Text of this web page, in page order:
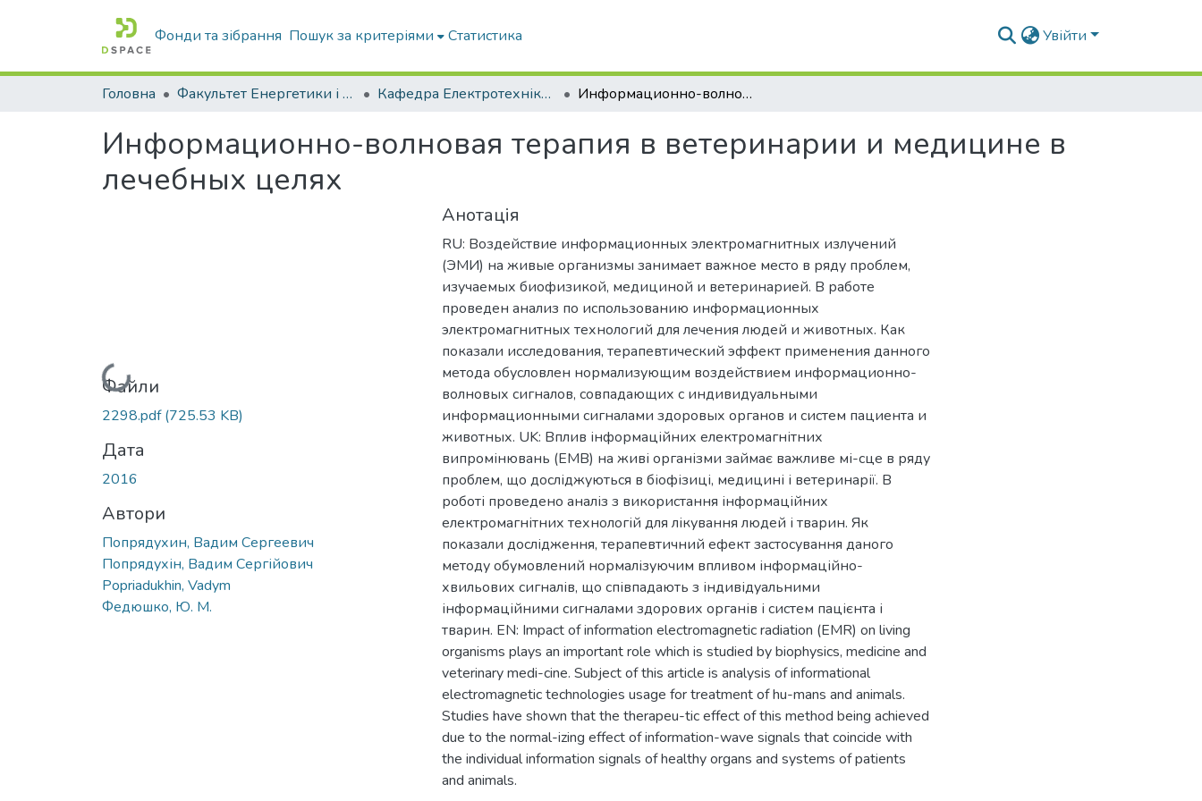
Фонди та зібрання Пошук за критеріями Статистика Увійти
Головна Факультет Енергетики і комп'ютерних технологій Кафедра Електротехніки і електромеханіки ім. проф. В.В. Овчарова Информационно-волновая терапия в ветеринарии и медицине в лечебных целях
Информационно-волновая терапия в ветеринарии и медицине в
лечебных целях
Вантажиться...
Файли
2298.pdf(725.53 KB)
Дата
2016
Автори
Попрядухин, Вадим Сергеевич
Попрядухін, Вадим Сергійович
Popriadukhin, Vadym
Федюшко, Ю. М.
Анотація
RU: Воздействие информационных электромагнитных излучений
(ЭМИ) на живые организмы занимает важное место в ряду проблем,
изучаемых биофизикой, медициной и ветеринарией. В работе
проведен анализ по использованию информационных
электромагнитных технологий для лечения людей и животных. Как
показали исследования, терапевтический эффект применения данного
метода обусловлен нормализующим воздействием информационно-
волновых сигналов, совпадающих с индивидуальными
информационными сигналами здоровых органов и систем пациента и
животных. UK: Вплив інформаційних електромагнітних
випромінювань (ЕМВ) на живі організми займає важливе мі-сце в ряду
проблем, що досліджуються в біофізиці, медицині і ветеринарії. В
роботі проведено аналіз з використання інформаційних
електромагнітних технологій для лікування людей і тварин. Як
показали дослідження, терапевтичний ефект застосування даного
методу обумовлений нормалізуючим впливом інформаційно-
хвильових сигналів, що співпадають з індивідуальними
інформаційними сигналами здорових органів і систем пацієнта і
тварин. EN: Impact of information electromagnetic radiation (EMR) on living
organisms plays an important role which is studied by biophysics, medicine and
veterinary medi-cine. Subject of this article is analysis of informational
electromagnetic technologies usage for treatment of hu-mans and animals.
Studies have shown that the therapeu-tic effect of this method being achieved
due to the normal-izing effect of information-wave signals that coincide with
the individual information signals of healthy organs and systems of patients
and animals.